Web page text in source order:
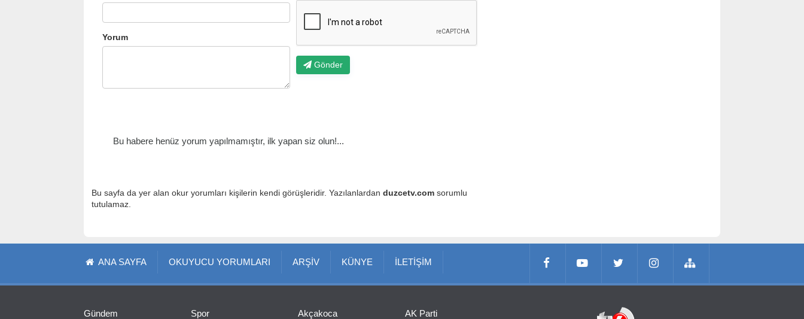
Yorum
Gönder
Bu habere henüz yorum yapılmamıştır, ilk yapan siz olun!...
Bu sayfa da yer alan okur yorumları kişilerin kendi görüşleridir. Yazılanlardan duzcetv.com sorumlu
tutulamaz.
ANA SAYFA OKUYUCU YORUMLARI ARŞİV KÜNYE İLETİŞİM
Gündem
Spor
Akçakoca
AK Parti